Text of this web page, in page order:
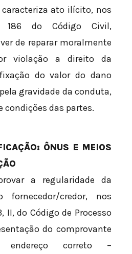
ato ilícito, nos
do Código Civil,
de reparar moralmente
violação a direito da
do valor do dano
gravidade da conduta,
condições das partes.
ÔNUS E MEIOS
a regularidade da
credor, nos
II, do Código de Processo
do comprovante
correto –